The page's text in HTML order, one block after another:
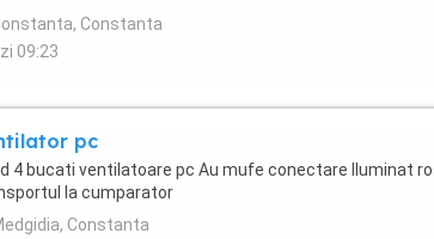
pot vinde si separat.
Constanta
09:23
pc
4 bucati ventilatoare pc Au mufe conectare Iluminat
la cumparator
Constanta